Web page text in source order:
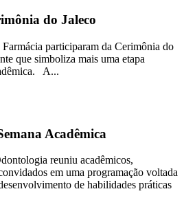
do Jaleco
participaram da Cerimônia do
que simboliza mais uma etapa
A...
Acadêmica
reuniu acadêmicos,
em uma programação voltada
de habilidades práticas